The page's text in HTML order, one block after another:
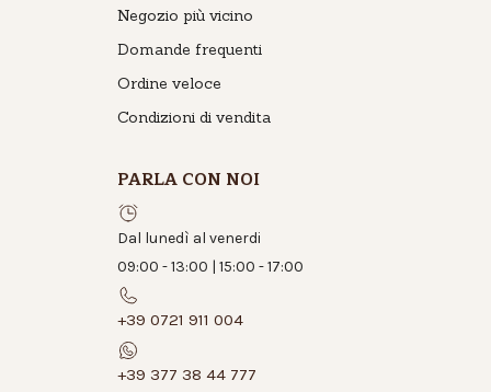
Negozio più vicino
Domande frequenti
Ordine veloce
Condizioni di vendita
PARLA CON NOI
Dal lunedì al venerdi
09:00 - 13:00 | 15:00 - 17:00
+39 0721 911 004
+39 377 38 44 777